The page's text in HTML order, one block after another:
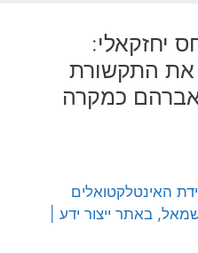
יחזקאלי:
את התקשורת
אברהם כמקרה
האינטלקטואלים
באתר ייצור ידע |